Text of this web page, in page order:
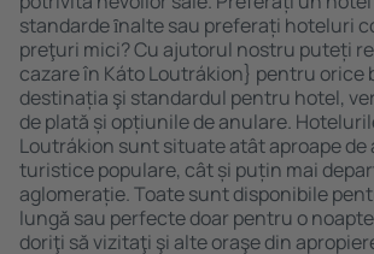
standarde ȋnalte sau preferați hoteluri
preţuri mici? Cu ajutorul nostru puteți
cazare în Káto Loutrákion} pentru orice
destinația şi standardul pentru hotel,
de plată și opțiunile de anulare.
Loutrákion sunt situate atât aproape
turistice populare, cât și puțin mai
aglomerație. Toate sunt disponibile
lungă sau perfecte doar pentru o
doriţi să vizitaţi şi alte oraşe din